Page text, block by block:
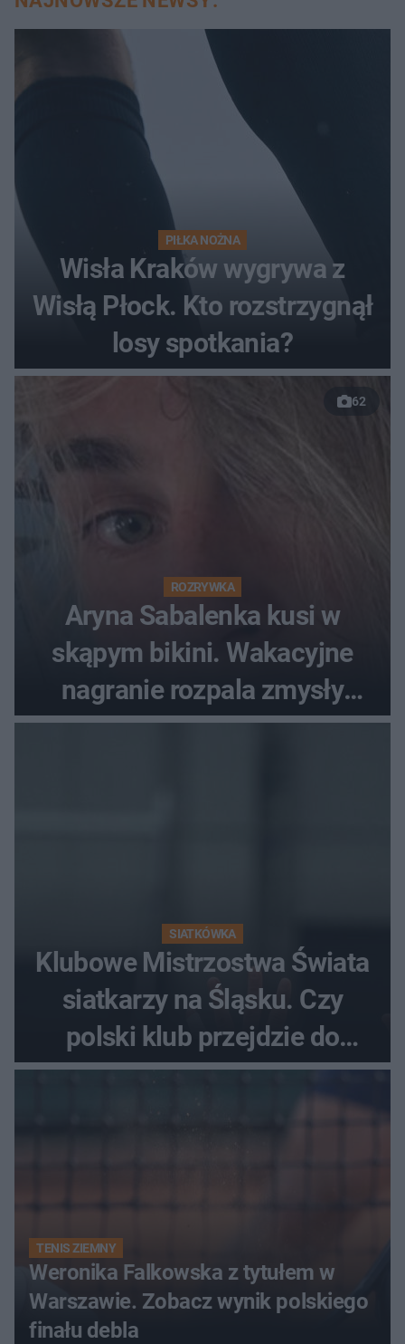
PIŁKA NOŻNA
Wisła Kraków wygrywa z
Wisłą Płock. Kto rozstrzygnął
losy spotkania?
62
ROZRYWKA
Aryna Sabalenka kusi w
skąpym bikini. Wakacyjne
nagranie rozpala zmysły
fanów
SIATKÓWKA
Klubowe Mistrzostwa Świata
siatkarzy na Śląsku. Czy
polski klub przejdzie do
historii
TENIS ZIEMNY
Weronika Falkowska z tytułem w
Warszawie. Zobacz wynik polskiego
finału debla